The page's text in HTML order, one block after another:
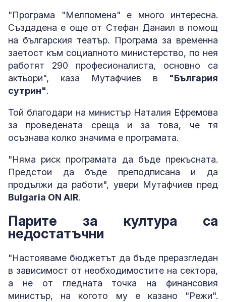
"Програма "Мелпомена" е много интересна.
Създадена е още от Стефан Данаил в помощ
на българския театър. Програма за временна
заетост към социалното министерство, по нея
работят 290 професионалиста, основно са
актьори", каза Мутафчиев в "България
сутрин".
Той благодари на министър Наталия Ефремова
за проведената среща и за това, че тя
осъзнава колко значима е програмата.
"Няма риск програмата да бъде прекъсната.
Предстои да бъде преподписана и да
продължи да работи", увери Мутафчиев пред
Bulgaria ON AIR.
Парите за култура са
недостатъчни
"Настояваме бюджетът да бъде преразгледан
в зависимост от необходимостите на сектора,
а не от гледната точка на финансовия
министър, на когото му е казано "Режи".